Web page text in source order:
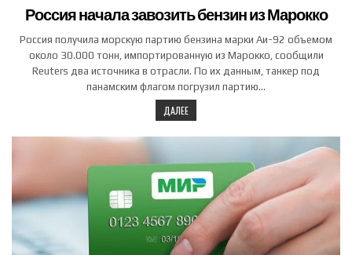
Россия начала завозить бензин из Марокко
Россия получила морскую партию бензина марки Аи-92 объемом
около 30.000 тонн, импортированную из ‌Марокко, сообщили
Reuters два источника в отрасли. По их данным, танкер под
панамским флагом ‌погрузил партию…
ДАЛЕЕ